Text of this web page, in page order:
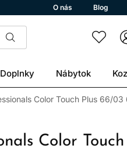
O nás Blog
Doplnky Nábytok
Color Touch Plus 66/03
Color Touch